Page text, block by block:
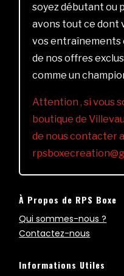
soyez débutant ou
avons tout ce dont
vos
de nos offres
comme un
Attention , si vous
boutique de
de nous contacter
À Propos de RPS Boxe
Qui sommes-nous ?
Contactez-nous
Informations Utiles